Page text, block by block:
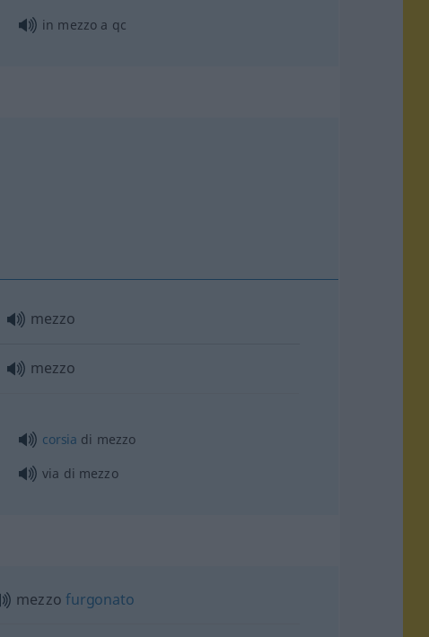
in mezzo a qc
mezzo
mezzo
corsia di mezzo
via di mezzo
mezzofurgonato